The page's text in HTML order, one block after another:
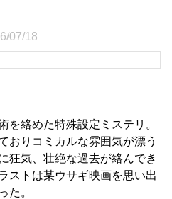
07/18
を絡めた特殊設定ミステリ。
おりコミカルな雰囲気が漂う
狂気、壮絶な過去が絡んでき
ストは某ウサギ映画を思い出
た。